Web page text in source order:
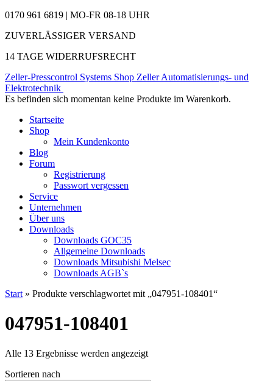
0170 961 6819 | MO-FR 08-18 UHR
ZUVERLÄSSIGER VERSAND
14 TAGE WIDERRUFSRECHT
Zeller-Presscontrol Systems Shop Zeller Automatisierungs- und
Elektrotechnik
Es befinden sich momentan keine Produkte im Warenkorb.
Startseite
Shop
Mein Kundenkonto
Blog
Forum
Registrierung
Passwort vergessen
Service
Unternehmen
Über uns
Downloads
Downloads GOC35
Allgemeine Downloads
Downloads Mitsubishi Melsec
Downloads AGB`s
Start » Produkte verschlagwortet mit „047951-108401“
047951-108401
Alle 13 Ergebnisse werden angezeigtNach
Sortieren nach